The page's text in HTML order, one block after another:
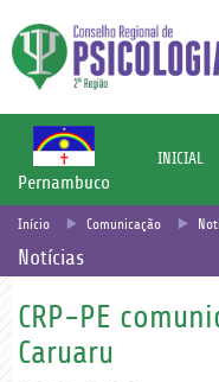
Pernambuco
INICIAL
Início Comunicação
Notícias
CRP-PE
Caruaru